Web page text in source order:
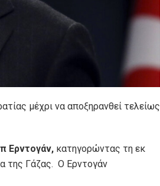
μέχρι να αποξηρανθεί τελείως
Ερντογάν, κατηγορώντας τη εκ
της Γάζας. Ο Ερντογάν